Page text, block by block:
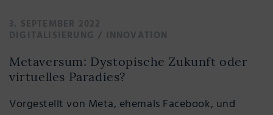
3. SEPTEMBER 2022
DIGITALISIERUNG / INNOVATION
Metaversum: Dystopische Zukunft oder
virtuelles Paradies?
Vorgestellt von Meta, ehemals Facebook, und